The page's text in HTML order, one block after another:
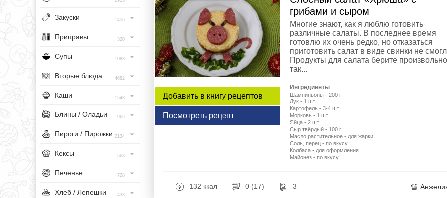
Закуски 1456
Приправы 320
Супы 1083
Вторые блюда 4682
Каши 1543
Блины / Оладьи 965
Пироги / Пирожки 2134
Кексы 563
Печенье 728
Хлеб / Лепешки 433
Добавить в книгу рецептов
Посмотреть рецепт
грибами и сыром
Многие знают, как я люблю готовить
различные салаты. В последнее время
готовлю их очень редко, но отказаться
приготовить салат в виде свинки не
Продукты для салата берите
так...
Ингредиенты
Шампиньоны - 200 г
Лук - 1 шт.
Картофель - 3-4 шт.
Морковь - 1 шт.
Яйца - 2 шт.
Сыр твёрдый - 100 г
Масло растительное - для жарки
Соль, перец - по вкусу
Колбаса - для оформления
Майонез - по вкусу
132 ккал 0 (17) 3